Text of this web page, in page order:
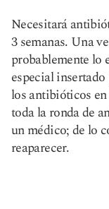
Necesitará
3 semanas. Una
probablemente lo
especial
los antibióticos
toda la ronda de
un médico; de lo
reaparecer.